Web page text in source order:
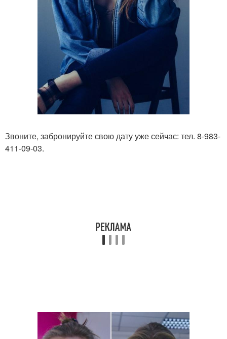
Звоните, забронируйте свою дату уже сейчас: тел. 8-983-
411-09-03.